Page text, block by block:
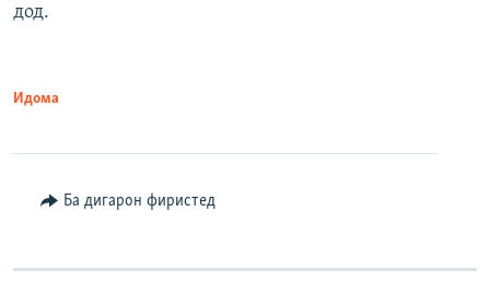
дод.
Идома
Ба дигарон фиристед